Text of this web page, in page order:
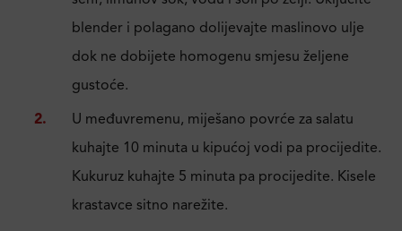
blender i polagano dolijevajte maslinovo ulje
dok ne dobijete homogenu smjesu željene
gustoće.
U međuvremenu, miješano povrće za salatu
kuhajte 10 minuta u kipućoj vodi pa procijedite.
Kukuruz kuhajte 5 minuta pa procijedite. Kisele
krastavce sitno narežite.